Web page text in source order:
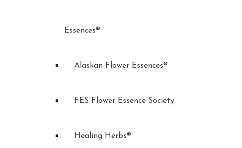
Essences®
Alaskan Flower Essences®
FES Flower Essence Society
Healing Herbs®